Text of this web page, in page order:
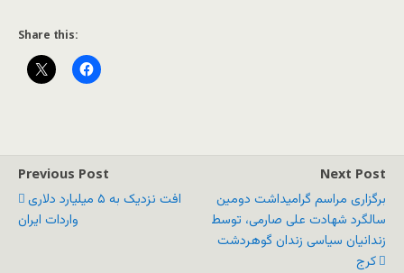
Share this:
Previous Post
افت نزدیک به ۵ میلیارد دلاری
واردات ایران
Next Post
برگزاری مراسم گرامیداشت دومین
سالگرد شهادت علی صارمی، توسط
زندانیان سیاسی زندان گوهردشت
کرج